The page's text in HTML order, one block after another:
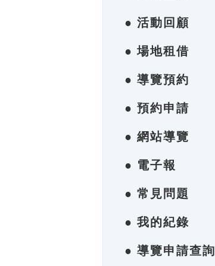
● 活動回顧
● 場地租借
● 導覽預約
● 預約申請
● 網站導覽
● 電子報
● 常見問題
● 我的紀錄
● 導覽申請查詢